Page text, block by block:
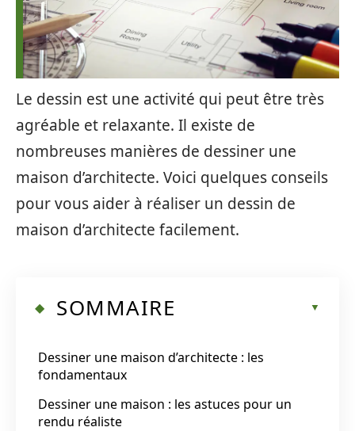
Le dessin est une activité qui peut être très
agréable et relaxante. Il existe de
nombreuses manières de dessiner une
maison d’architecte. Voici quelques conseils
pour vous aider à réaliser un dessin de
maison d’architecte facilement.
SOMMAIRE
Dessiner une maison d’architecte : les
fondamentaux
Dessiner une maison : les astuces pour un
rendu réaliste